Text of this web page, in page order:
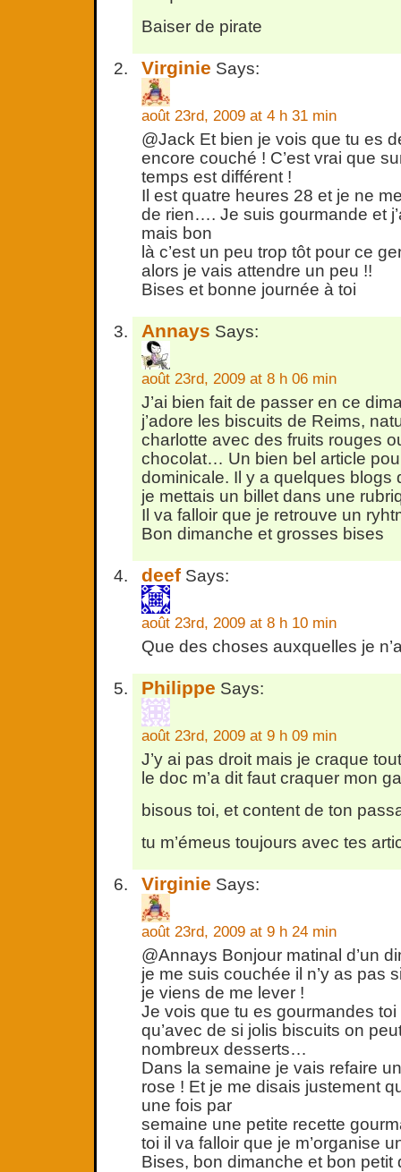
Baiser de pirate
Virginie Says:
août 23rd, 2009 at 4 h 31 min
@Jack Et bien je vois que tu es
encore couché ! C’est vrai que
temps est différent !
Il est quatre heures 28 et je ne
de rien…. Je suis gourmande et
mais bon
là c’est un peu trop tôt pour ce
alors je vais attendre un peu !!
Bises et bonne journée à toi
Annays Says:
août 23rd, 2009 at 8 h 06 min
J’ai bien fait de passer en ce
j’adore les biscuits de Reims,
charlotte avec des fruits rouges
chocolat… Un bien bel article
dominicale. Il y a quelques blogs
je mettais un billet dans une
Il va falloir que je retrouve un
Bon dimanche et grosses bises
deef Says:
août 23rd, 2009 at 8 h 10 min
Que des choses auxquelles je
Philippe Says:
août 23rd, 2009 at 9 h 09 min
J’y ai pas droit mais je craque
le doc m’a dit faut craquer mon
bisous toi, et content de ton
tu m’émeus toujours avec tes
Virginie Says:
août 23rd, 2009 at 9 h 24 min
@Annays Bonjour matinal d’un
je me suis couchée il n’y as pas
je viens de me lever !
Je vois que tu es gourmandes toi
qu’avec de si jolis biscuits on
nombreux desserts…
Dans la semaine je vais refaire
rose ! Et je me disais justement
une fois par
semaine une petite recette
toi il va falloir que je m’organise
Bises, bon dimanche et bon petit